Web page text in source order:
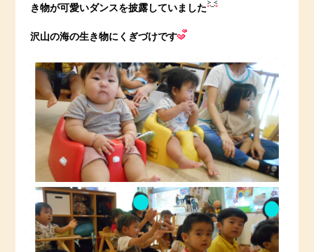
き物が可愛いダンスを披露していました
沢山の海の生き物にくぎづけです